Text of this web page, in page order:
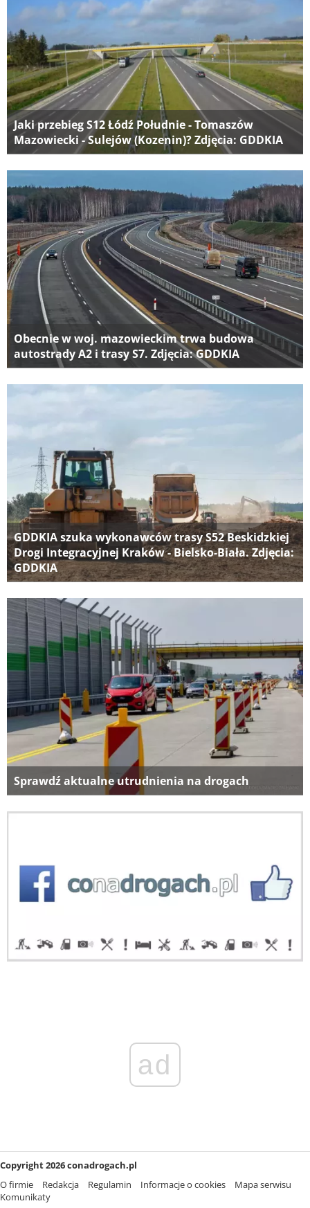
Jaki przebieg S12 Łódź Południe - Tomaszów
Mazowiecki - Sulejów (Kozenin)? Zdjęcia: GDDKIA
Obecnie w woj. mazowieckim trwa budowa
autostrady A2 i trasy S7. Zdjęcia: GDDKIA
GDDKIA szuka wykonawców trasy S52 Beskidzkiej
Drogi Integracyjnej Kraków - Bielsko-Biała. Zdjęcia:
GDDKIA
Sprawdź aktualne utrudnienia na drogach
ad
Copyright 2026 conadrogach.pl
O firmie
Redakcja Regulamin Informacje o cookies
Mapa serwisu
Komunikaty